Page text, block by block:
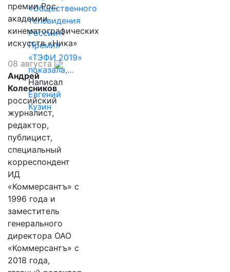
«Общественного
телевидения
России»:
Премия
«ТЭФИ 2019»
показала,…
Написал
Евгений
Кузин
премии Рос.
академии
кинематографических
искусств «Ника»
08 августа
Андрей
Колесников
российский
журналист,
редактор,
публицист,
специальный
корреспондент
ИД
«Коммерсантъ» с
1996 года и
заместитель
генерального
директора ОАО
«Коммерсантъ» с
2018 года,